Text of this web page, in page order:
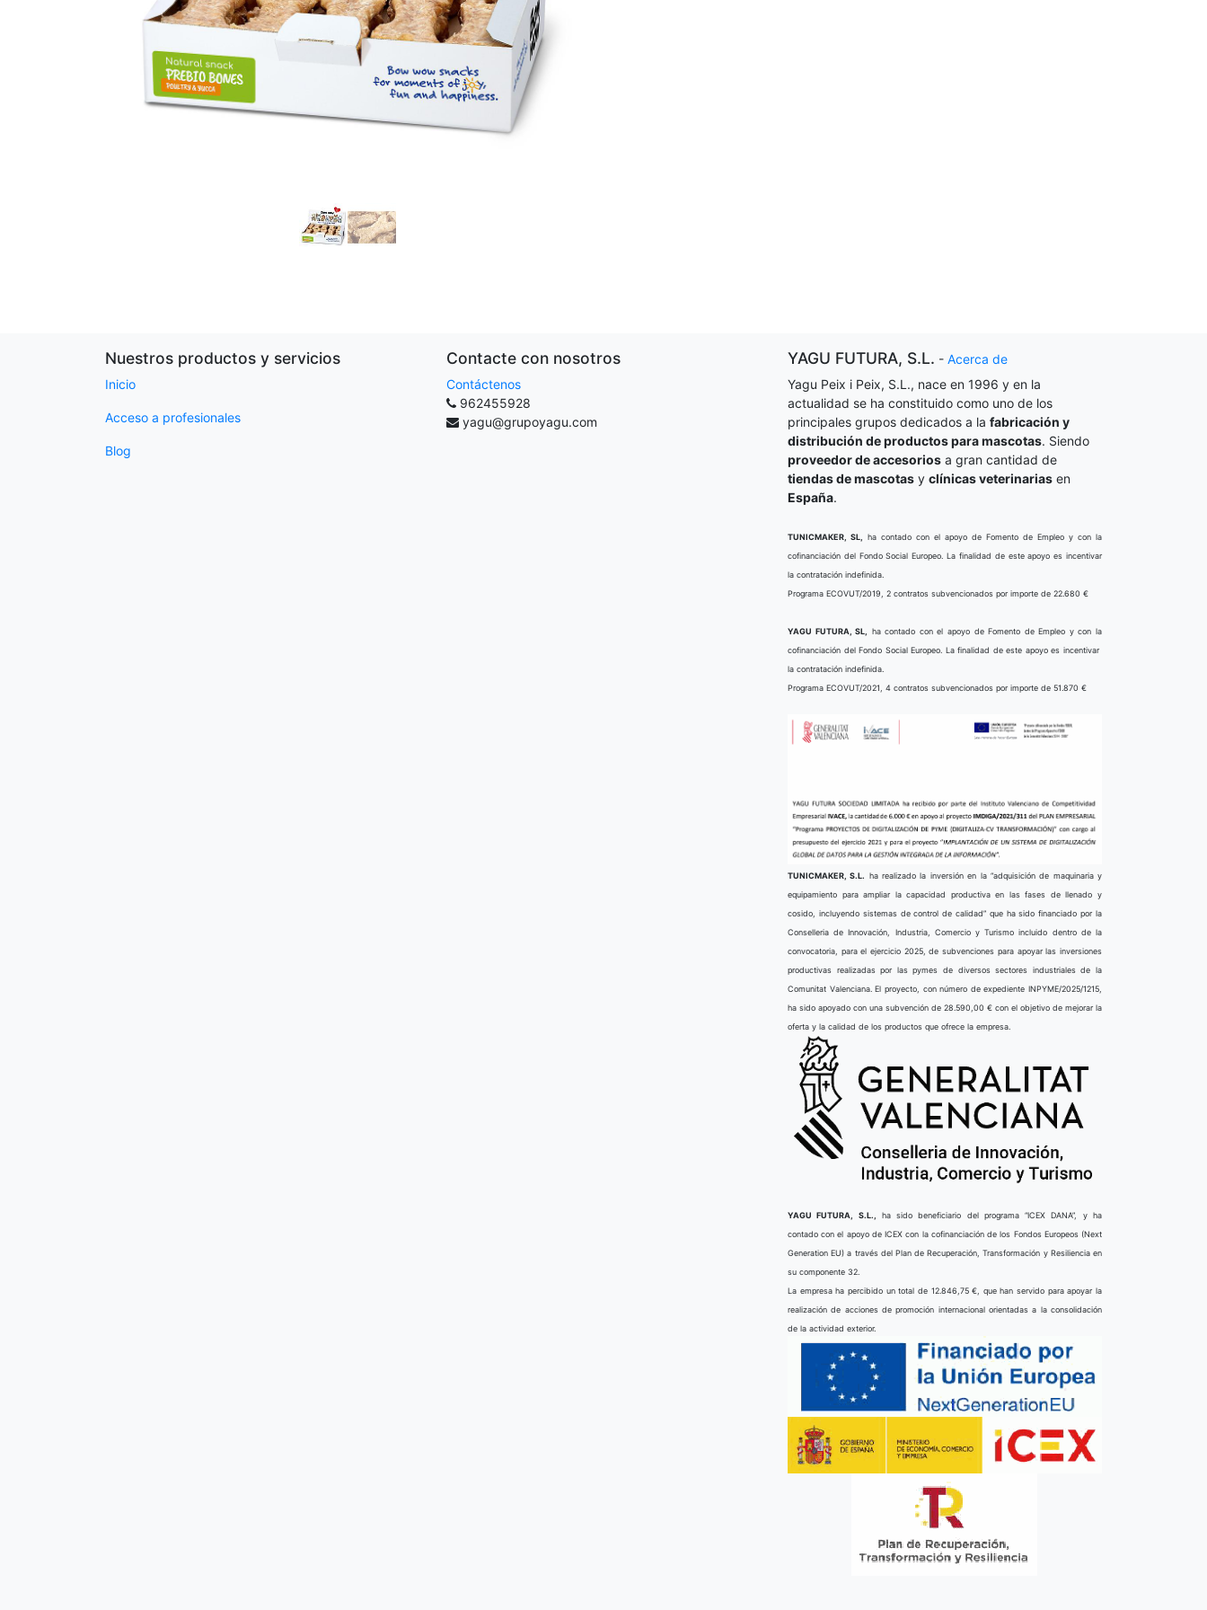
Nuestros productos y servicios
Inicio
Acceso a profesionales
Blog
Contacte con nosotros
Contáctenos
962455928
yagu@grupoyagu.com
YAGU FUTURA, S.L. - Acerca de
Yagu Peix i Peix, S.L., nace en 1996 y en la
actualidad se ha constituido como uno de los
principales grupos dedicados a la fabricación y
distribución de productos para mascotas. Siendo
proveedor de accesorios a gran cantidad de
tiendas de mascotas y clínicas veterinarias en
España.
TUNICMAKER, SL,
ha contado con el apoyo de Fomento de Empleo y con la
cofinanciación del Fondo Social Europeo. La finalidad de este apoyo es incentivar
la contratación indefinida.
Programa ECOVUT/2019, 2 contratos subvencionados por importe de 22.680 €
YAGU FUTURA, SL,
ha contado con el apoyo de Fomento de Empleo y con la
cofinanciación del Fondo Social Europeo. La finalidad de este apoyo es incentivar
la contratación indefinida.
Programa ECOVUT/2021, 4 contratos subvencionados por importe de 51.870 €
TUNICMAKER, S.L. ha realizado la inversión en la “adquisición de maquinaria y
equipamiento para ampliar la capacidad productiva en las fases de llenado y
cosido, incluyendo sistemas de control de calidad” que ha sido financiado por la
Conselleria de Innovación, Industria, Comercio y Turismo incluido dentro de la
convocatoria, para el ejercicio 2025, de subvenciones para apoyar las inversiones
productivas realizadas por las pymes de diversos sectores industriales de la
Comunitat Valenciana. El proyecto, con número de expediente INPYME/2025/1215,
ha sido apoyado con una subvención de 28.590,00 € con el objetivo de mejorar la
oferta y la calidad de los productos que ofrece la empresa.
YAGU FUTURA, S.L.,
ha sido beneficiario del programa “ICEX DANA”, y ha
contado con el apoyo de ICEX con la cofinanciación de los Fondos Europeos (Next
Generation EU) a través del Plan de Recuperación, Transformación y Resiliencia en
su componente 32.
La empresa ha percibido un total de 12.846,75 €, que han servido para apoyar la
realización de acciones de promoción internacional orientadas a la consolidación
de la actividad exterior.